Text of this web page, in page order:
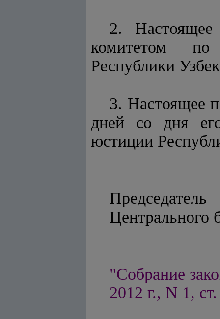
2. Настоящее
комитетом по
Республики
3. Настоящее
дней со дня
юстиции
Председатель
"Собрание
2012 г., N 1,